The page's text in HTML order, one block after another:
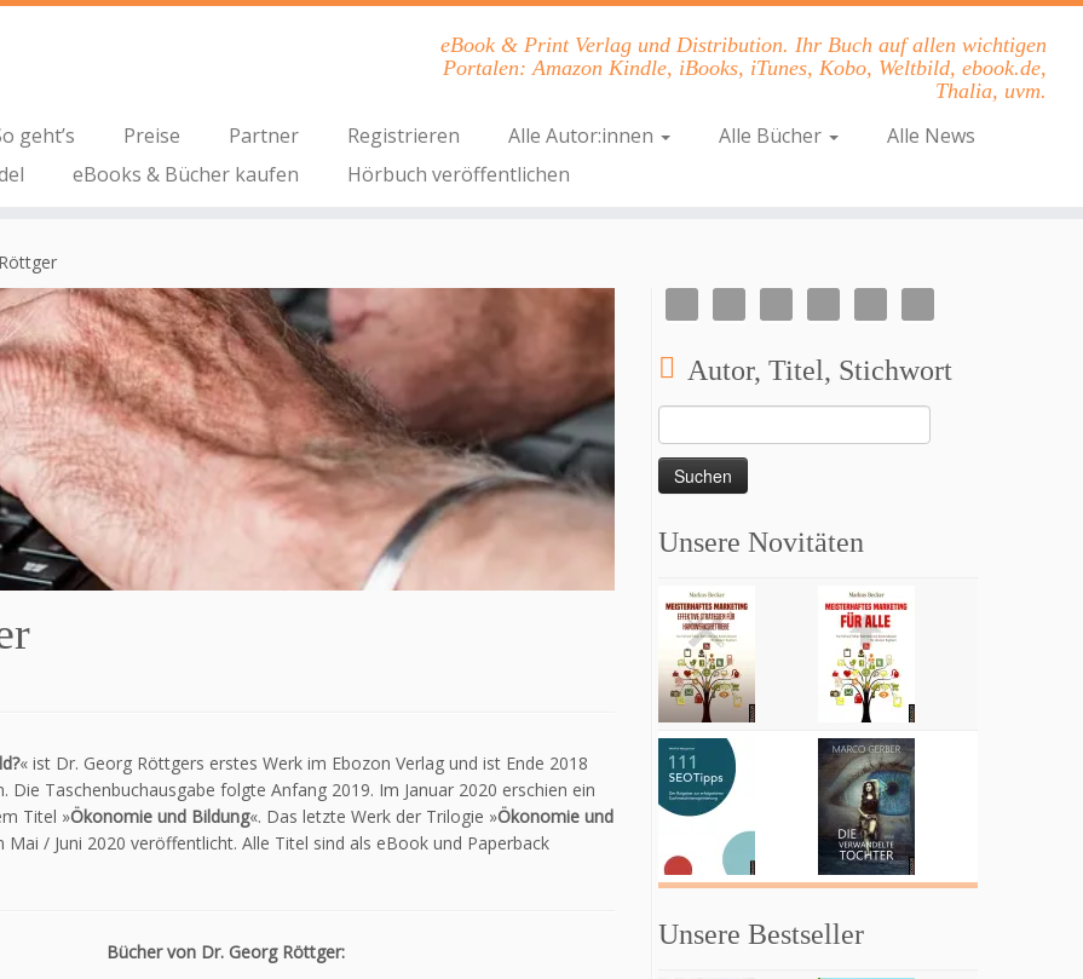
eBook & Print Verlag und Distribution. Ihr Buch auf allen wichtigen
Portalen: Amazon Kindle, iBooks, iTunes, Kobo, Weltbild, ebook.de,
Thalia, uvm.
geht’s Preise Partner Registrieren Alle Autor:innen Alle Bücher
Alle News
eBooks & Bücher kaufen Hörbuch veröffentlichen
« ist Dr. Georg Röttgers erstes Werk im Ebozon Verlag und ist Ende 2018
Die Taschenbuchausgabe folgte Anfang 2019. Im Januar 2020 erschien ein
Titel »Ökonomie und Bildung«. Das letzte Werk der Trilogie »Ökonomie und
Mai / Juni 2020 veröffentlicht. Alle Titel sind als eBook und Paperback
Bücher von Dr. Georg Röttger:
Autor, Titel, Stichwort
Suchen
nach:
Unsere Novitäten
Unsere Bestseller